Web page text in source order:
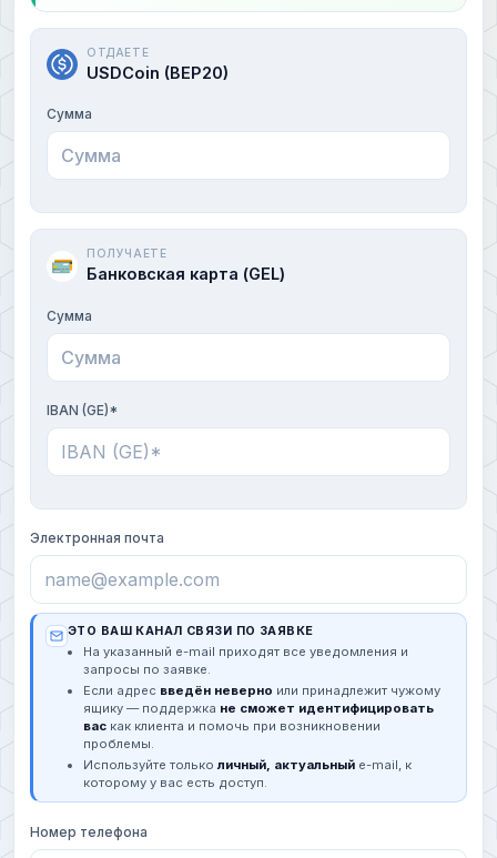
ОТДАЕТЕ
USDCoin (BEP20)
Сумма
ПОЛУЧАЕТЕ
Банковская карта (GEL)
Сумма
IBAN (GE)*
Электронная почта
ЭТО ВАШ КАНАЛ СВЯЗИ ПО ЗАЯВКЕ
На указанный e-mail приходят все уведомления и
запросы по заявке.
Если адрес введён неверно или принадлежит чужому
ящику — поддержка не сможет идентифицировать
вас как клиента и помочь при возникновении
проблемы.
Используйте тольколичный, актуальный e-mail, к
которому у вас есть доступ.
Номер телефона